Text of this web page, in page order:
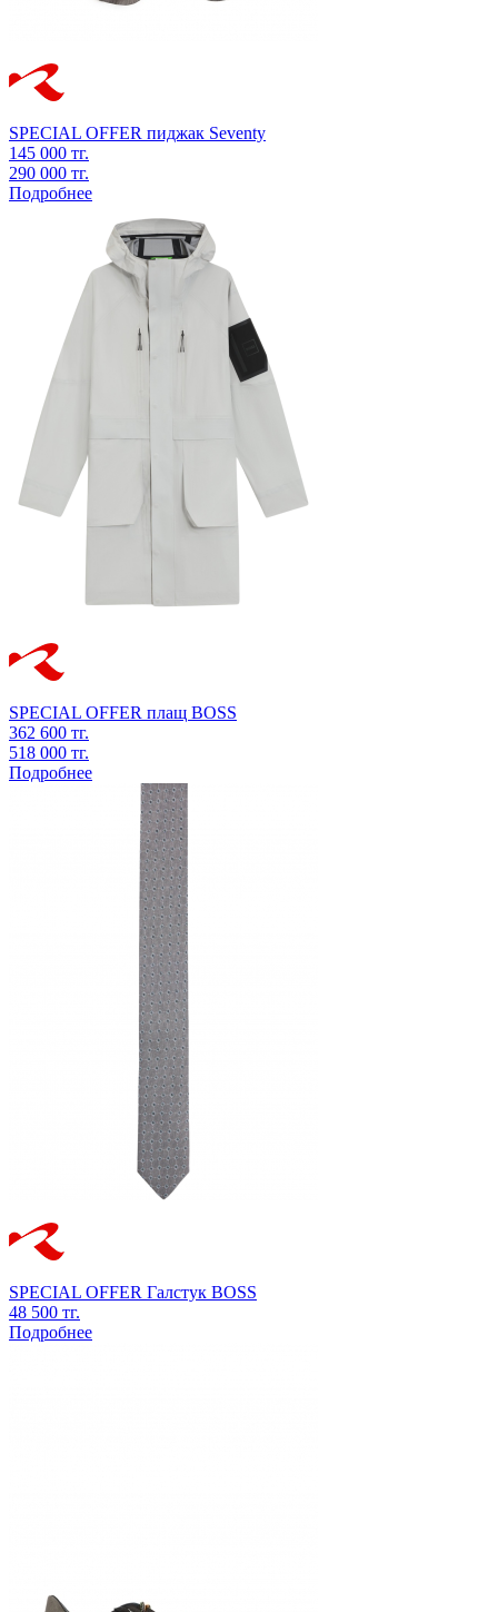
SPECIAL OFFER пиджак Seventy
145 000 тг.
290 000 тг.
Подробнее
SPECIAL OFFER плащ BOSS
362 600 тг.
518 000 тг.
Подробнее
SPECIAL OFFER Галстук BOSS
48 500 тг.
Подробнее